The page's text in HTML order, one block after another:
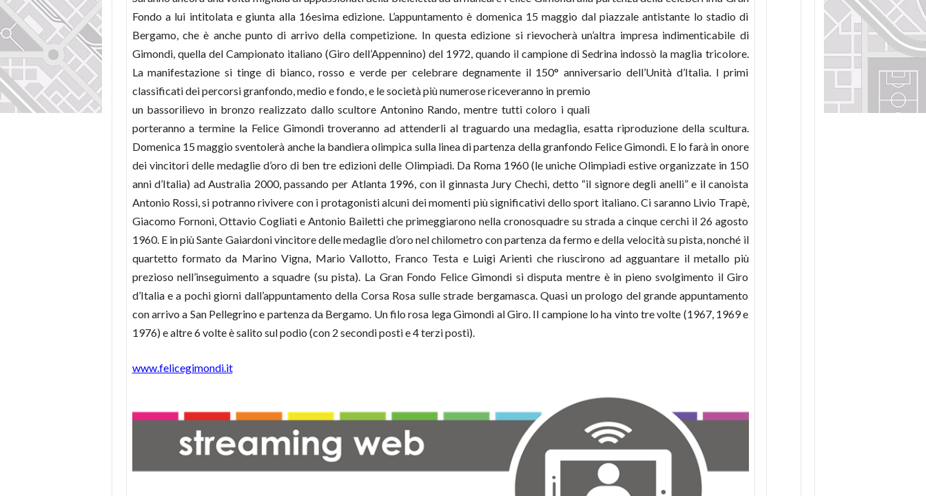
Fondo a lui intitolata e giunta alla 16esima edizione. L’appuntamento è domenica 15 maggio dal piazzale antistante lo stadio di
Bergamo, che è anche punto di arrivo della competizione. In questa edizione si rievocherà un’altra impresa indimenticabile di
Gimondi, quella del Campionato italiano (Giro dell’Appennino) del 1972, quando il campione di Sedrina indossò la maglia tricolore.
La manifestazione si tinge di bianco, rosso e verde per celebrare degnamente il 150° anniversario dell’Unità d’Italia. I primi
classificati dei percorsi granfondo, medio e fondo, e le società più numerose riceveranno in premio
un bassorilievo in bronzo realizzato dallo scultore Antonino Rando, mentre tutti coloro i quali
porteranno a termine la Felice Gimondi troveranno ad attenderli al traguardo una medaglia, esatta riproduzione della scultura.
Domenica 15 maggio sventolerà anche la bandiera olimpica sulla linea di partenza della granfondo Felice Gimondi. E lo farà in onore
dei vincitori delle medaglie d’oro di ben tre edizioni delle Olimpiadi. Da Roma 1960 (le uniche Olimpiadi estive organizzate in 150
anni d’Italia) ad Australia 2000, passando per Atlanta 1996, con il ginnasta Jury Chechi, detto “il signore degli anelli” e il canoista
Antonio Rossi, si potranno rivivere con i protagonisti alcuni dei momenti più significativi dello sport italiano. Ci saranno Livio Trapè,
Giacomo Fornoni, Ottavio Cogliati e Antonio Bailetti che primeggiarono nella cronosquadre su strada a cinque cerchi il 26 agosto
1960. E in più Sante Gaiardoni vincitore delle medaglie d’oro nel chilometro con partenza da fermo e della velocità su pista, nonché il
quartetto formato da Marino Vigna, Mario Vallotto, Franco Testa e Luigi Arienti che riuscirono ad agguantare il metallo più
prezioso nell’inseguimento a squadre (su pista). La Gran Fondo Felice Gimondi si disputa mentre è in pieno svolgimento il Giro
d’Italia e a pochi giorni dall’appuntamento della Corsa Rosa sulle strade bergamasca. Quasi un prologo del grande appuntamento
con arrivo a San Pellegrino e partenza da Bergamo. Un filo rosa lega Gimondi al Giro. Il campione lo ha vinto tre volte (1967, 1969 e
1976) e altre 6 volte è salito sul podio (con 2 secondi posti e 4 terzi posti).
www.felicegimondi.it